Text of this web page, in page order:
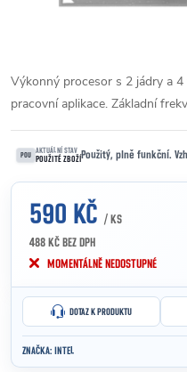
Výkonný procesor s 2 jádry a
pracovní aplikace. Základní
POU AKTUÁLNÍ STAV
POUŽITÉ ZBOŽÍPoužitý, plně funkční.
590 KČ / KS
488 KČ BEZ DPH
Měrná cena:
MOMENTÁLNĚ NEDOSTUPNÉ
DOTAZ K PRODUKTU
ZNAČKA: INTEL